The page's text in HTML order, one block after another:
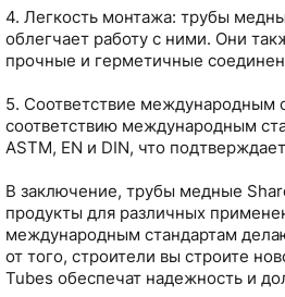
4. Легкость монтажа: трубы
облегчает работу с ними. Они
прочные и герметичные
5. Соответствие международным
соответствию международным
ASTM, EN и DIN, что
В заключение, трубы медные
продукты для различных
международным стандартам
от того, строители вы строите
Tubes обеспечат надежность и